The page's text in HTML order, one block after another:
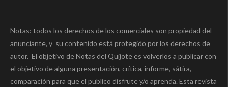
Notas: todos los derechos de los comerciales son propiedad del
anunciante, y su contenido está protegido por los derechos de
autor. El objetivo de Notas del Quijote es volverlos a publicar con
el objetivo de alguna presentación, crítica, informe, sátira,
comparación para que el publico disfrute y/o aprenda. Esta revista